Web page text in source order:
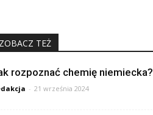
TEŻ
rozpoznać chemię niemiecka?
- 21 września 2024